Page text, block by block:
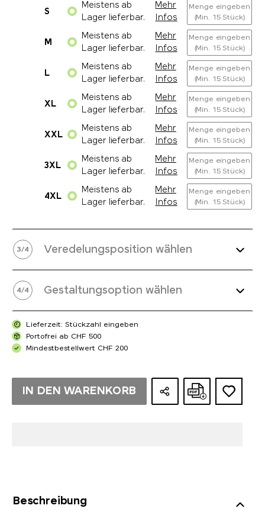
S
Meistens ab
Lager lieferbar.
Mehr
Infos
Menge eingeben
(Min. 15 Stück)
M
Meistens ab
Lager lieferbar.
Mehr
Infos
Menge eingeben
(Min. 15 Stück)
L
Meistens ab
Lager lieferbar.
Mehr
Infos
Menge eingeben
(Min. 15 Stück)
XL
Meistens ab
Lager lieferbar.
Mehr
Infos
Menge eingeben
(Min. 15 Stück)
XXL
Meistens ab
Lager lieferbar.
Mehr
Infos
Menge eingeben
(Min. 15 Stück)
3XL
Meistens ab
Lager lieferbar.
Mehr
Infos
Menge eingeben
(Min. 15 Stück)
4XL
Meistens ab
Lager lieferbar.
Mehr
Infos
Menge eingeben
(Min. 15 Stück)
3/4 Veredelungsposition wählen
4/4 Gestaltungsoption wählen
Lieferzeit: Stückzahl eingeben
Portofrei ab CHF 500
Mindestbestellwert CHF 200
IN DEN WARENKORB
Beschreibung